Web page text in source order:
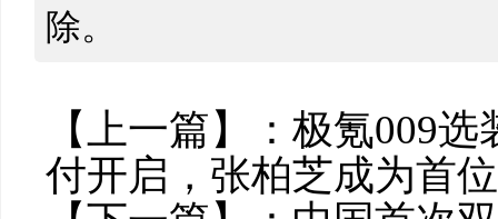
除。
【上一篇】： 极氪009选
付开启，张柏芝成为首